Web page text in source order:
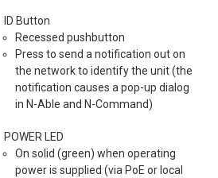
ID Button
Recessed pushbutton
Press to send a notification out on
the network to identify the unit (the
notification causes a pop-up dialog
in N-Able and N-Command)
POWER LED
On solid (green) when operating
power is supplied (via PoE or local